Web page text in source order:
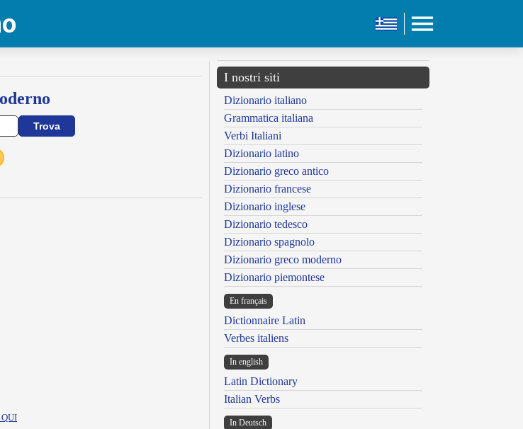
I nostri siti
Dizionario italiano
Grammatica italiana
Verbi Italiani
Dizionario latino
Dizionario greco antico
Dizionario francese
Dizionario inglese
Dizionario tedesco
Dizionario spagnolo
Dizionario greco moderno
Dizionario piemontese
En français
Dictionnaire Latin
Verbes italiens
In english
Latin Dictionary
Italian Verbs
In Deutsch